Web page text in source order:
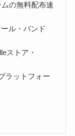
の無料配布速
ル・バンド
ストア・
ラットフォー